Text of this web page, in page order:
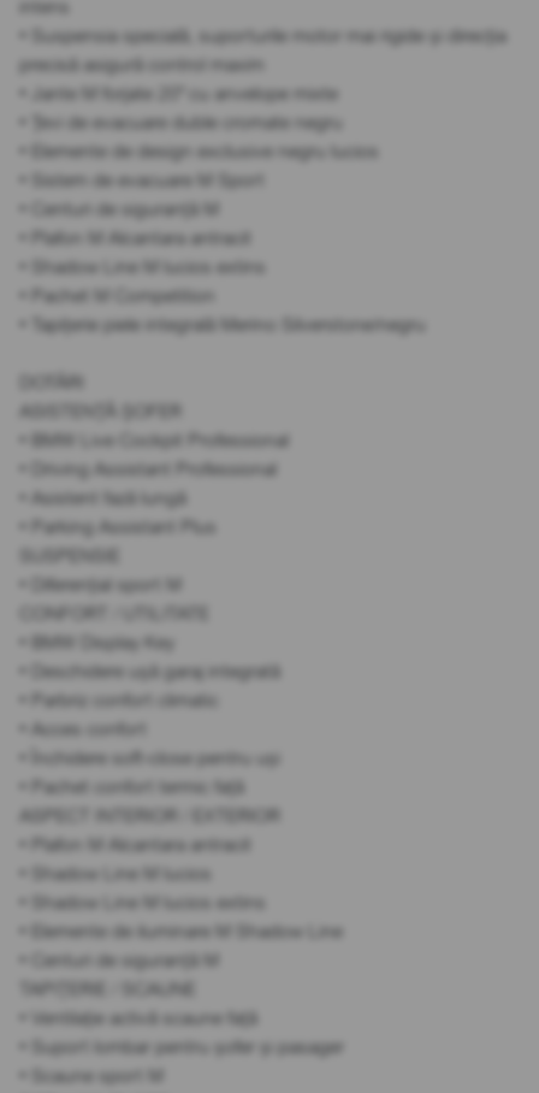
intens
• Suspensia specială, suporturile motor mai rigide și direcția
precisă asigură control maxim
• Jante M forjate 20" cu anvelope mixte
• Țevi de evacuare duble cromate negru
• Elemente de design exclusive negru lucios
• Sistem de evacuare M Sport
• Centuri de siguranță M
• Plafon M Alcantara antracit
• Shadow Line M lucios extins
• Pachet M Competition
• Tapițerie piele integrală Merino Silverstone/negru
ASISTENȚĂ ȘOFER
• BMW Live Cockpit Professional
• Driving Assistant Professional
• Asistent fază lungă
• Parking Assistant Plus
• Diferențial sport M
CONFORT / UTILITATE
• BMW Display Key
• Deschidere ușă garaj integrată
• Parbriz confort climatic
• Acces confort
• Închidere soft-close pentru uși
• Pachet confort termic față
ASPECT INTERIOR / EXTERIOR
• Plafon M Alcantara antracit
• Shadow Line M lucios
• Shadow Line M lucios extins
• Elemente de iluminare M Shadow Line
• Centuri de siguranță M
TAPIȚERIE / SCAUNE
• Ventilație activă scaune față
• Suport lombar pentru șofer și pasager
• Scaune sport M